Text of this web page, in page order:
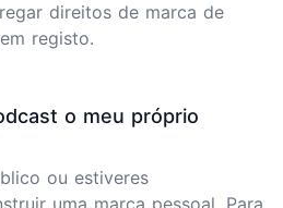
direitos de marca de
registo.
o meu próprio
ou estiveres
uma marca pessoal. Para